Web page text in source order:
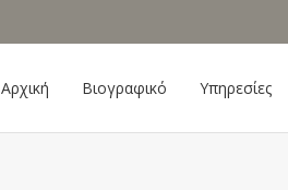
Αρχική Βιογραφικό Υπηρεσίες